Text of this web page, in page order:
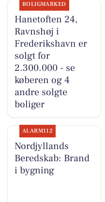
BOLIGMARKED
Hanetoften 24,
Ravnshøj i
Frederikshavn er
solgt for
2.300.000 - se
køberen og 4
andre solgte
boliger
ALARM112
Nordjyllands
Beredskab: Brand
i bygning